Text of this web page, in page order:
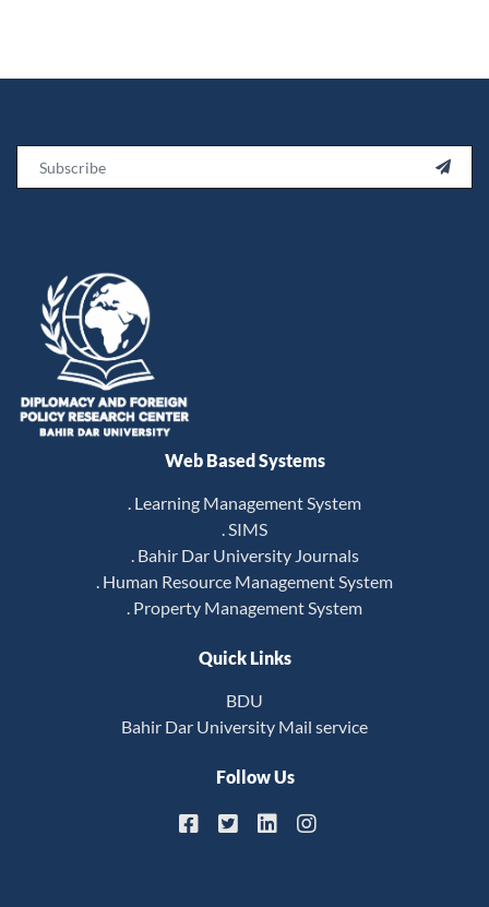

Web Based Systems
. Learning Management System
. SIMS
. Bahir Dar University Journals
. Human Resource Management System
. Property Management System
Quick Links
BDU
Bahir Dar University Mail service
Follow Us